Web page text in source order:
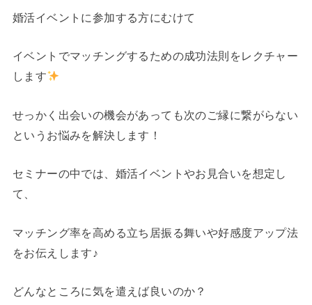
婚活イベントに参加する方にむけて
イベントでマッチングするための成功法則をレクチャー
します
せっかく出会いの機会があっても次のご縁に繋がらない
というお悩みを解決します！
セミナーの中では、婚活イベントやお見合いを想定し
て、
マッチング率を高める立ち居振る舞いや好感度アップ法
をお伝えします♪
どんなところに気を遣えば良いのか？